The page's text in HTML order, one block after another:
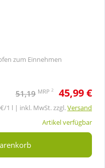
zum Einnehmen
51,19 MRP 2 45,99 €
1 l | inkl. MwSt. zzgl.Versand
Artikel verfügbar